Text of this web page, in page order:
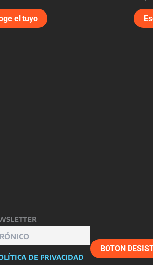
el tuyo
de privacidad
BOTON